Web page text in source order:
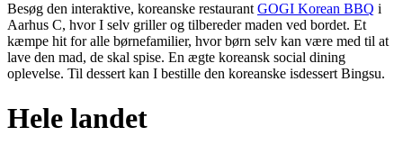
Besøg den interaktive, koreanske restaurantGOGI Korean BBQ i
Aarhus C, hvor I selv griller og tilbereder maden ved bordet. Et
kæmpe hit for alle børnefamilier, hvor børn selv kan være med til at
lave den mad, de skal spise. En ægte koreansk social dining
oplevelse. Til dessert kan I bestille den koreanske isdessert Bingsu.
Hele landet